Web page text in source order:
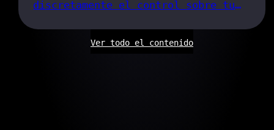
discretamente el control sobre tu
Ver todo el contenido